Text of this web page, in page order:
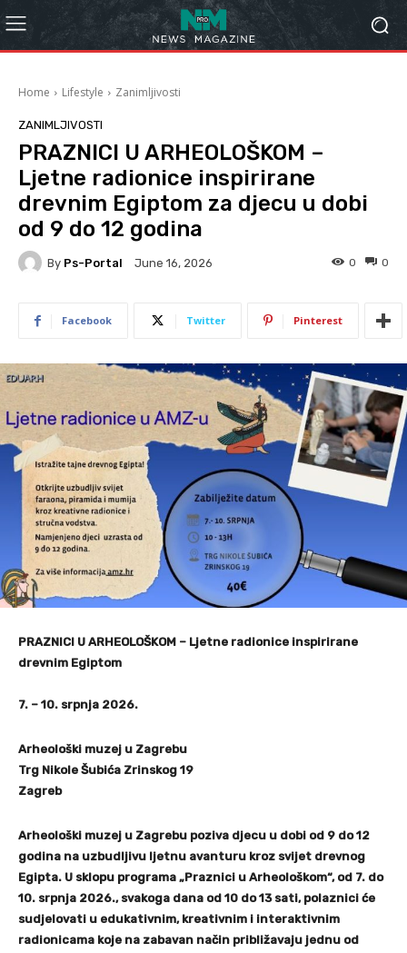
Home Lifestyle Zanimljivosti
ZANIMLJIVOSTI
PRAZNICI U ARHEOLOŠKOM –
Ljetne radionice inspirirane
drevnim Egiptom za djecu u dobi
od 9 do 12 godina
By Ps-Portal June 16, 2026 0
0
Facebook Twitter Pinterest
PRAZNICI U ARHEOLOŠKOM – Ljetne radionice inspirirane
drevnim Egiptom
7. – 10. srpnja 2026.
Arheološki muzej u Zagrebu
Trg Nikole Šubića Zrinskog 19
Zagreb
Arheološki muzej u Zagrebu poziva djecu u dobi od 9 do 12
godina na uzbudljivu ljetnu avanturu kroz svijet drevnog
Egipta. U sklopu programa „Praznici u Arheološkom“, od 7. do
10. srpnja 2026., svakoga dana od 10 do 13 sati, polaznici će
sudjelovati u edukativnim, kreativnim i interaktivnim
radionicama koje na zabavan način približavaju jednu od